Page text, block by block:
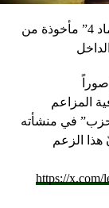
“النهار” تكشف حقيقة صور في فيديو نفق “عماد 4” مأخوذة من
المزاعم
في منشأته
أنّ هذا الزعم
https://x.com/